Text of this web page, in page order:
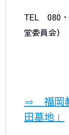
TEL 080・
堂委員会）
⇒ 福岡
田墓地」